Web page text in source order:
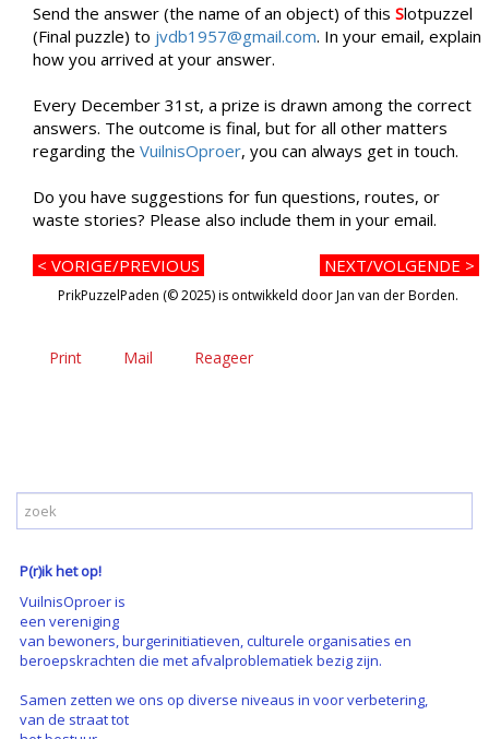
Send the answer (the name of an object) of this Slotpuzzel
(Final puzzle) to jvdb1957@gmail.com. In your email, explain
how you arrived at your answer.
Every December 31st, a prize is drawn among the correct
answers. The outcome is final, but for all other matters
regarding the VuilnisOproer, you can always get in touch.
Do you have suggestions for fun questions, routes, or
waste stories? Please also include them in your email.
< VORIGE/PREVIOUS NEXT/VOLGENDE >
PrikPuzzelPaden (© 2025) is ontwikkeld door Jan van der Borden.
Print Mail Reageer
P(r)ik het op!
VuilnisOproer is
een vereniging
van bewoners, burgerinitiatieven, culturele organisaties en
beroepskrachten die met afvalproblematiek bezig zijn.
Samen zetten we ons op diverse niveaus in voor verbetering,
van de straat tot